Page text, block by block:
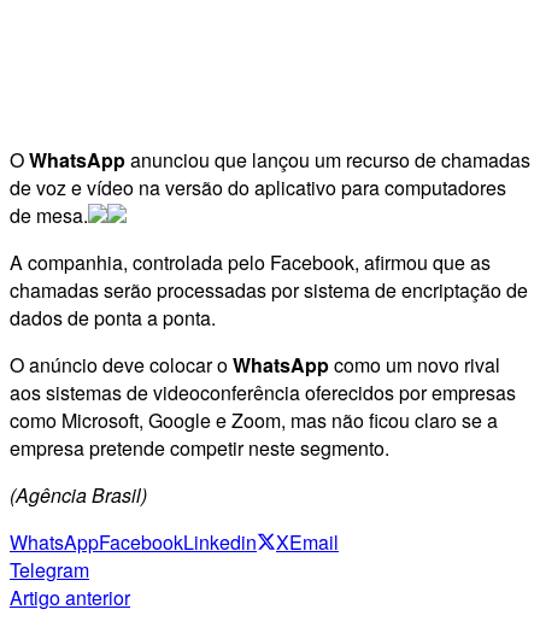
OWhatsAppanunciou que lançou um recurso de chamadas
de voz e vídeo na versão do aplicativo para computadores
de mesa.
A companhia, controlada pelo Facebook, afirmou que as
chamadas serão processadas por sistema de encriptação de
dados de ponta a ponta.
O anúncio deve colocar oWhatsAppcomo um novo rival
aos sistemas de videoconferência oferecidos por empresas
como Microsoft, Google e Zoom, mas não ficou claro se a
empresa pretende competir neste segmento.
(Agência Brasil)
WhatsAppFacebookLinkedin XEmail
Telegram
Artigo anterior